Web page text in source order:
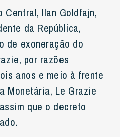
Central, Ilan Goldfajn,
da República,
de exoneração do
por razões
anos e meio à frente
Monetária, Le Grazie
que o decreto